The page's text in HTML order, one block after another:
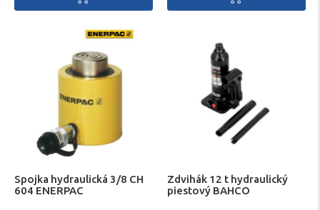
Spojka hydraulická 3/8 CH
604 ENERPAC
Zdvihák 12 t hydraulický
piestový BAHCO